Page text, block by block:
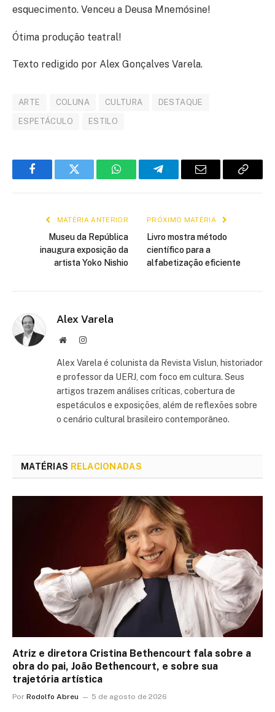
esquecimento. Venceu a Deusa Mnemósine!
Ótima produção teatral!
Texto redigido por Alex Gonçalves Varela.
ARTE COLUNA CULTURA DESTAQUE
ESPETÁCULO ESTILO
FacebookTwitter WhatsAppTelegramE-
Copiar
MATÉRIA ANTERIOR
Museu da República
inaugura exposição da
artista Yoko Nishio
PRÓXIMO MATÉRIA
Livro mostra método
científico para a
alfabetização eficiente
Alex Varela
Site Instagram
Alex Varela é colunista da Revista Vislun, historiador
e professor da UERJ, com foco em cultura. Seus
artigos trazem análises críticas, cobertura de
espetáculos e exposições, além de reflexões sobre
o cenário cultural brasileiro contemporâneo.
MATÉRIAS RELACIONADAS
Atriz e diretora Cristina Bethencourt fala sobre a
obra do pai, João Bethencourt, e sobre sua
trajetória artística
Por Rodolfo Abreu 5 de agosto de 2026